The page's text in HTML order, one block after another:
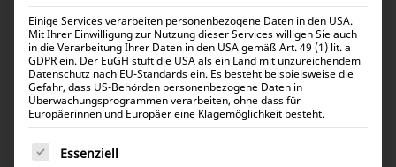
Einige Services verarbeiten personenbezogene Daten in den USA.
Mit Ihrer Einwilligung zur Nutzung dieser Services willigen Sie auch
in die Verarbeitung Ihrer Daten in den USA gemäß Art. 49 (1) lit. a
GDPR ein. Der EuGH stuft die USA als ein Land mit unzureichendem
Datenschutz nach EU-Standards ein. Es besteht beispielsweise die
Gefahr, dass US-Behörden personenbezogene Daten in
Überwachungsprogrammen verarbeiten, ohne dass für
Europäerinnen und Europäer eine Klagemöglichkeit besteht.
Es folgt eine Liste der Service-Gruppen, für die eine
Essenziell